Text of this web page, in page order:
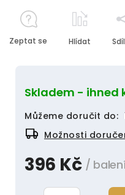
396 Kč /
Skladem - ihned
Můžeme doručit do:
Možnosti
Zeptat se Hlídat